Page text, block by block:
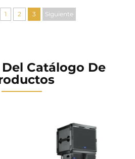
1 2 3 Siguiente
Catálogo De